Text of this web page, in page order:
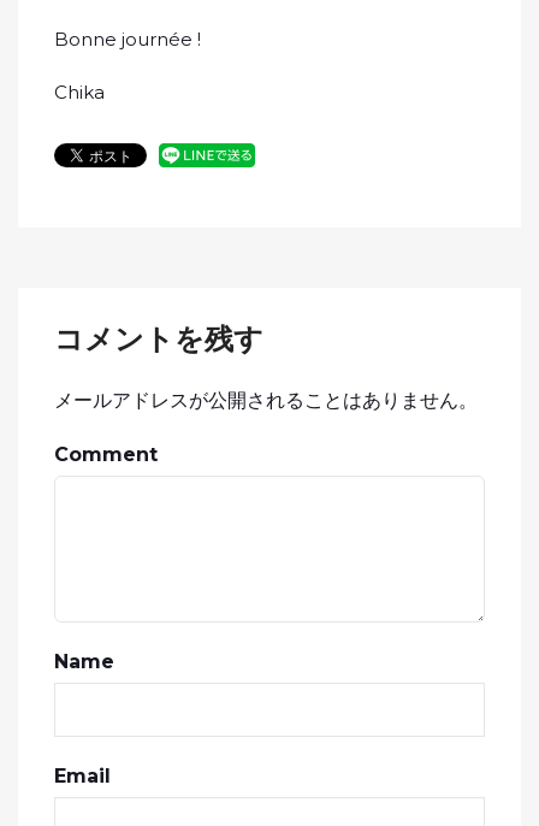
Bonne journée !
Chika
コメントを残す
メールアドレスが公開されることはありません。
Comment
Name
Email